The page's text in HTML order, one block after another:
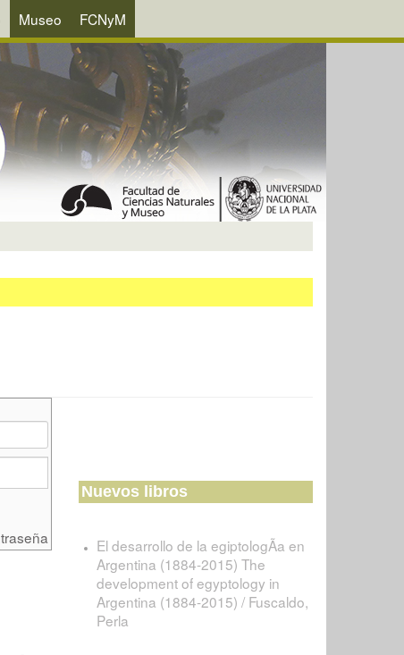
Museo FCNyM
Nuevos libros
El desarrollo de la egiptologÃ­a en
Argentina (1884-2015) The
development of egyptology in
Argentina (1884-2015) / Fuscaldo,
Perla